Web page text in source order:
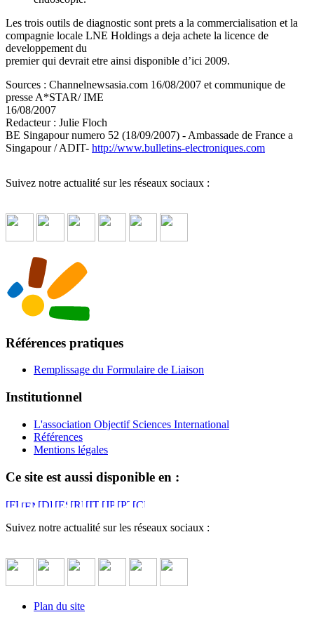
Les trois outils de diagnostic sont prets a la commercialisation et la
compagnie locale LNE Holdings a deja achete la licence de
developpement du
premier qui devrait etre ainsi disponible d’ici 2009.
Sources : Channelnewsasia.com 16/08/2007 et communique de
presse A*STAR/ IME
16/08/2007
Redacteur : Julie Floch
BE Singapour numero 52 (18/09/2007) - Ambassade de France a
Singapour / ADIT- http://www.bulletins-electroniques.com
Suivez notre actualité sur les réseaux sociaux :
Références pratiques
Remplissage du Formulaire de Liaison
Institutionnel
L'association Objectif Sciences International
Références
Mentions légales
Ce site est aussi disponible en :
Suivez notre actualité sur les réseaux sociaux :
Plan du site